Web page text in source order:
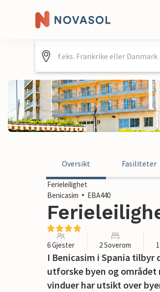
Oversikt Fasiliteter
Ferieleilighet
Benicasim
EBA440
6 Gjester 2 Soverom
I Benicasim i Spania
utforske byen og området
vinduer har utsikt over